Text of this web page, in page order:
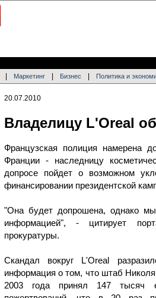
Маркетинг Бизнес Политика и
20.07.2010
Владелицу L'Oreal
Французская полиция намерена
Франции - наследницу
допросе пойдет о возможном
финансировании президентской
"Она будет допрошена, однако мы
информацией", - цитирует
прокуратуры.
Скандал вокруг L'Oreal
информация о том, что штаб
2003 года принял 147 тысяч